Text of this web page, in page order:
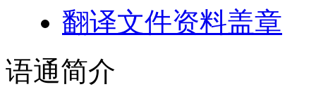
翻译文件资料盖章
语通简介